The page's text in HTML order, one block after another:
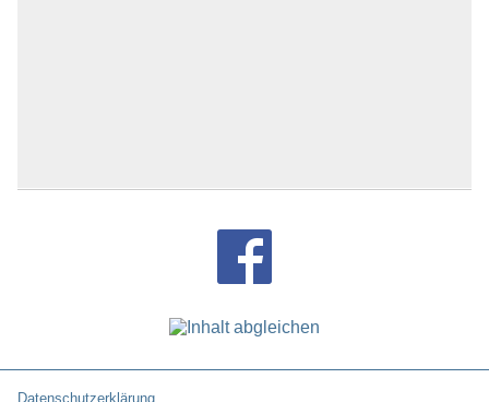
Datenschutzerklärung